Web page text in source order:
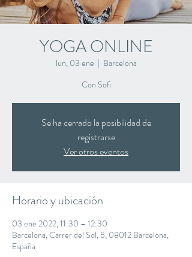
YOGA ONLINE
lun, 03 ene
  |
Barcelona
Con Sofi
Se ha cerrado la posibilidad de
registrarse
Ver otros eventos
Horario y ubicación
03 ene 2022, 11:30 – 12:30
Barcelona, Carrer del Sol, 5, 08012 Barcelona,
España